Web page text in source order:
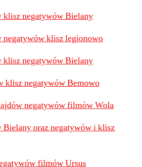
klisz negatywów Bielany
negatywów klisz legionowo
klisz negatywów Bielany
klisz negatywów Bemowo
negatywów filmów Wola
oraz negatywów i klisz
filmów Ursus